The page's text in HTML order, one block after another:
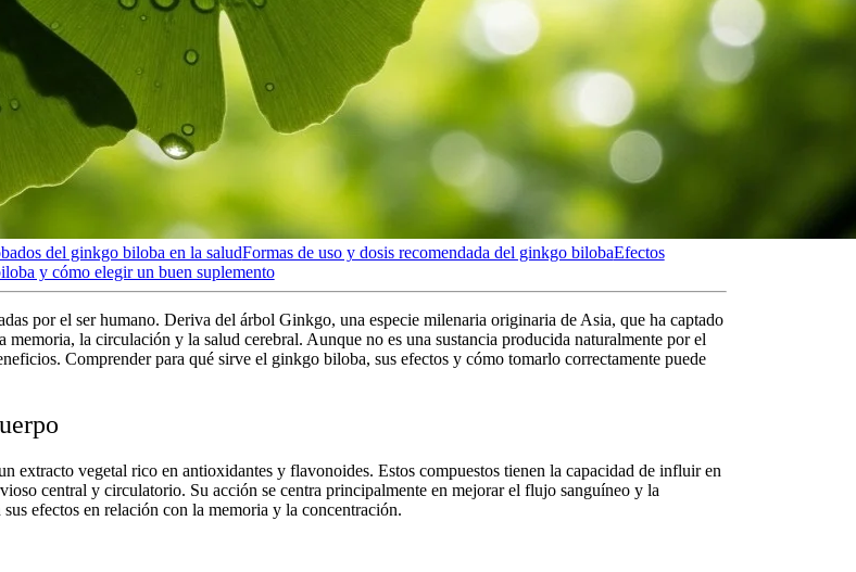
del ginkgo biloba en la saludFormas de uso y dosis recomendada del ginkgo bilobaEfectos
y cómo elegir un buen suplemento
por el ser humano. Deriva del árbol Ginkgo, una especie milenaria originaria de Asia, que ha captado
la circulación y la salud cerebral. Aunque no es una sustancia producida naturalmente por el
Comprenderpara qué sirve el ginkgo biloba, sus efectos y cómo tomarlo correctamente puede
extracto vegetal rico en antioxidantes y flavonoides. Estos compuestos tienen la capacidad de influir en
central y circulatorio. Su acción se centra principalmente en mejorar el flujo sanguíneo y la
efectos en relación con la memoria y la concentración.